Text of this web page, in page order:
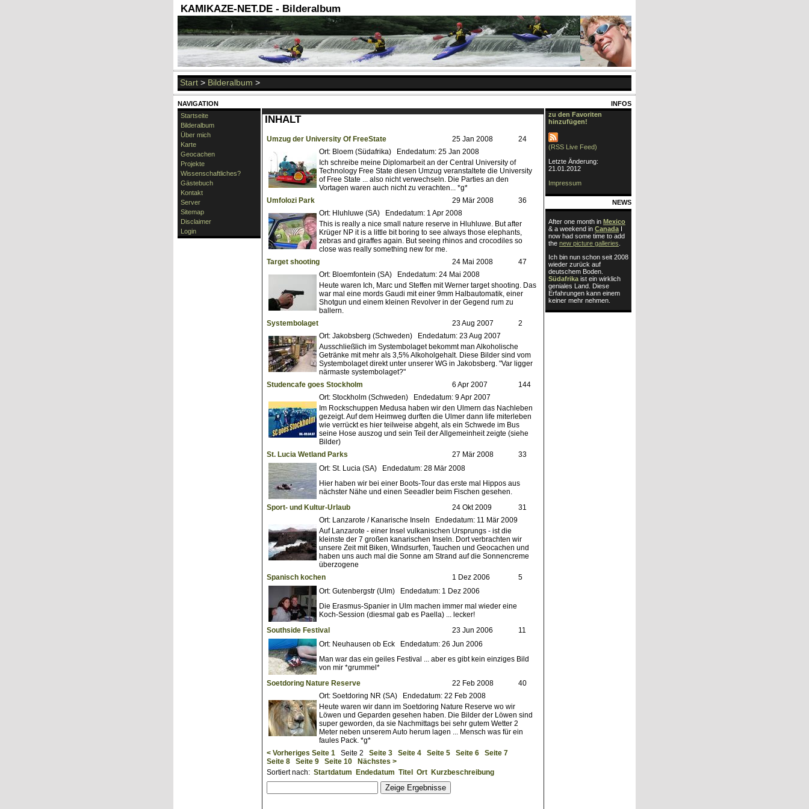
KAMIKAZE-NET.DE - Bilderalbum
Start > Bilderalbum >
NAVIGATION
Startseite
Bilderalbum
Über mich
Karte
Geocachen
Projekte
Wissenschaftliches?
Gästebuch
Kontakt
Server
Sitemap
Disclaimer
Login
INHALT
Umzug der University Of FreeState 25 Jan 2008
24
Ort: Bloem (Südafrika) Endedatum: 25 Jan 2008
Ich schreibe meine Diplomarbeit an der Central University of
Technology Free State diesen Umzug veranstaltete die University
of Free State ... also nicht verwechseln. Die Parties an den
Vortagen waren auch nicht zu verachten... *g*
Umfolozi Park
29 Mär 2008
36
Ort: Hluhluwe (SA) Endedatum: 1 Apr 2008
This is really a nice small nature reserve in Hluhluwe. But after
Krüger NP it is a little bit boring to see always those elephants,
zebras and giraffes again. But seeing rhinos and crocodiles so
close was really something new for me.
Target shooting
24 Mai 2008
47
Ort: Bloemfontein (SA) Endedatum: 24 Mai 2008
Heute waren Ich, Marc und Steffen mit Werner target shooting. Das
war mal eine mords Gaudi mit einer 9mm Halbautomatik, einer
Shotgun und einem kleinen Revolver in der Gegend rum zu
ballern.
Systembolaget
23 Aug 2007
2
Ort: Jakobsberg (Schweden) Endedatum: 23 Aug 2007
Ausschließlich im Systembolaget bekommt man Alkoholische
Getränke mit mehr als 3,5% Alkoholgehalt. Diese Bilder sind vom
Systembolaget direkt unter unserer WG in Jakobsberg. "Var ligger
närmaste systembolaget?"
Studencafe goes Stockholm
6 Apr 2007
144
Ort: Stockholm (Schweden) Endedatum: 9 Apr 2007
Im Rockschuppen Medusa haben wir den Ulmern das Nachleben
gezeigt. Auf dem Heimweg durften die Ulmer dann life miterleben
wie verrückt es hier teilweise abgeht, als ein Schwede im Bus
seine Hose auszog und sein Teil der Allgemeinheit zeigte (siehe
Bilder)
St. Lucia Wetland Parks
27 Mär 2008
33
Ort: St. Lucia (SA) Endedatum: 28 Mär 2008
Hier haben wir bei einer Boots-Tour das erste mal Hippos aus
nächster Nähe und einen Seeadler beim Fischen gesehen.
Sport- und Kultur-Urlaub
24 Okt 2009
31
Ort: Lanzarote / Kanarische Inseln Endedatum: 11 Mär 2009
Auf Lanzarote - einer Insel vulkanischen Ursprungs - ist die
kleinste der 7 großen kanarischen Inseln. Dort verbrachten wir
unsere Zeit mit Biken, Windsurfen, Tauchen und Geocachen und
haben uns auch mal die Sonne am Strand auf die Sonnencreme
überzogene
Spanisch kochen
1 Dez 2006
5
Ort: Gutenbergstr (Ulm) Endedatum: 1 Dez 2006
Die Erasmus-Spanier in Ulm machen immer mal wieder eine
Koch-Session (diesmal gab es Paella) ... lecker!
Southside Festival
23 Jun 2006
11
Ort: Neuhausen ob Eck Endedatum: 26 Jun 2006
Man war das ein geiles Festival ... aber es gibt kein einziges Bild
von mir *grummel*
Soetdoring Nature Reserve
22 Feb 2008
40
Ort: Soetdoring NR (SA) Endedatum: 22 Feb 2008
Heute waren wir dann im Soetdoring Nature Reserve wo wir
Löwen und Geparden gesehen haben. Die Bilder der Löwen sind
super geworden, da sie Nachmittags bei sehr gutem Wetter 2
Meter neben unserem Auto herum lagen ... Mensch was für ein
faules Pack. *g*
< Vorheriges Seite 1 Seite 2 Seite 3 Seite 4 Seite 5 Seite 6
Seite 7
Seite 8
Seite 9 Seite 10
Nächstes >
Sortiert nach: Startdatum Endedatum Titel Ort Kurzbeschreibung
INFOS
zu den Favoriten
hinzufügen!
(RSS Live Feed)
Letzte Änderung:
21.01.2012
Impressum
NEWS
After one month in Mexico
& a weekend in Canada I
now had some time to add
the new picture galleries
Ich bin nun schon seit 2008
wieder zurück auf
deutschem Boden.
Südafrika ist ein wirklich
geniales Land. Diese
Erfahrungen kann einem
keiner mehr nehmen.